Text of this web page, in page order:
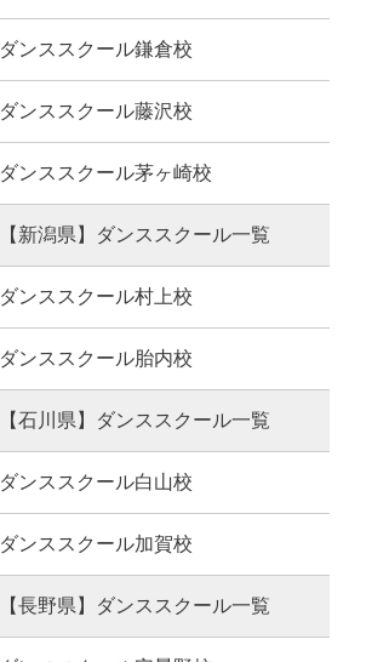
ダンススクール鎌倉校
ダンススクール藤沢校
ダンススクール茅ヶ崎校
【新潟県】ダンススクール一覧
ダンススクール村上校
ダンススクール胎内校
【石川県】ダンススクール一覧
ダンススクール白山校
ダンススクール加賀校
【長野県】ダンススクール一覧